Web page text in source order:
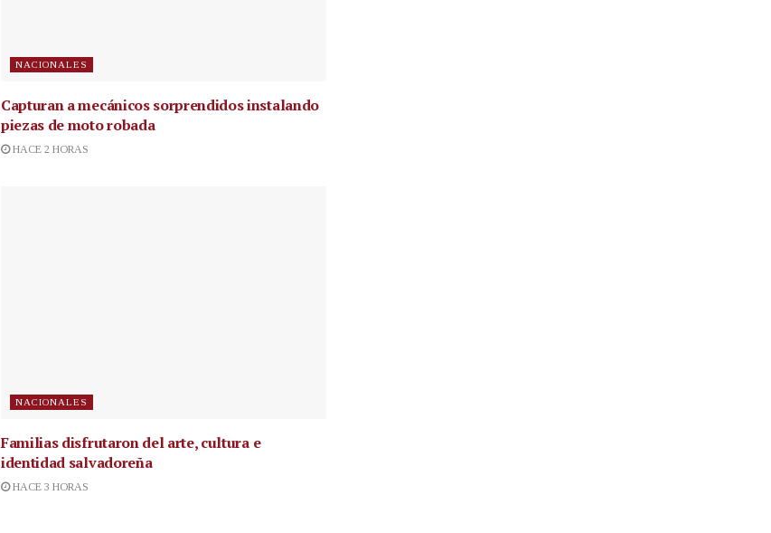
NACIONALES
Capturan a mecánicos sorprendidos instalando
piezas de moto robada
HACE 2 HORAS
NACIONALES
Familias disfrutaron del arte, cultura e
identidad salvadoreña
HACE 3 HORAS